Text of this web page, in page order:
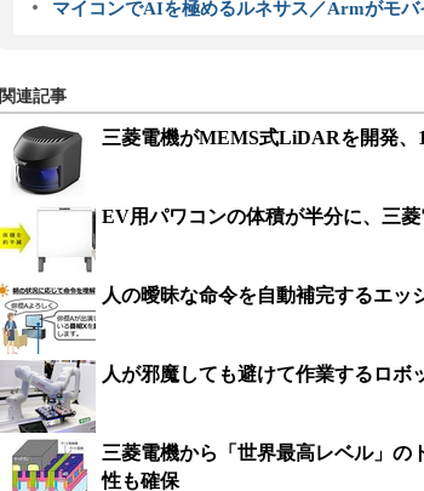
マイコンでAIを極めるルネサス／Armがモ
関連記事
三菱電機がMEMS式LiDARを開発、
EV用パワコンの体積が半分に、三
人の曖昧な命令を自動補完するエ
人が邪魔しても避けて作業するロボ
三菱電機から「世界最高レベル」の
性も確保